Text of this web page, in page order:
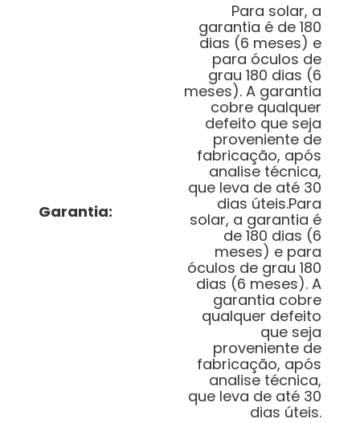
Garantia:
Para solar, a
garantia é de 180
dias (6 meses) e
para óculos de
grau 180 dias (6
meses). A garantia
cobre qualquer
defeito que seja
proveniente de
fabricação, após
analise técnica,
que leva de até 30
dias úteis.Para
solar, a garantia é
de 180 dias (6
meses) e para
óculos de grau 180
dias (6 meses). A
garantia cobre
qualquer defeito
que seja
proveniente de
fabricação, após
analise técnica,
que leva de até 30
dias úteis.